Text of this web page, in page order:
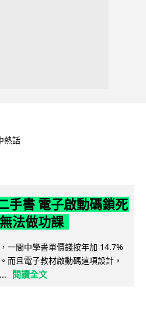
熱話
手書 電子啟動碼鎖死
法做功課
一間中學書單價錢按年加 14.7%
而且電子教材啟動碼這項設計，
閱讀全文